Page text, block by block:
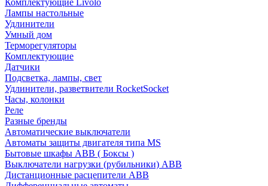
Комплектующие Livolo
Лампы настольные
Удлинители
Умный дом
Терморегуляторы
Комплектующие
Датчики
Подсветка, лампы, свет
Удлинители, разветвители RocketSocket
Часы, колонки
Реле
Разные бренды
Автоматические выключатели
Автоматы защиты двигателя типа MS
Бытовые шкафы ABB ( Боксы )
Выключатели нагрузки (рубильники) ABB
Дистанционные расцепители ABB